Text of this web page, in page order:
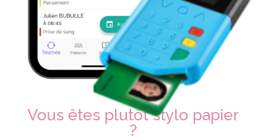
Vous êtes plutôt stylo papier
?